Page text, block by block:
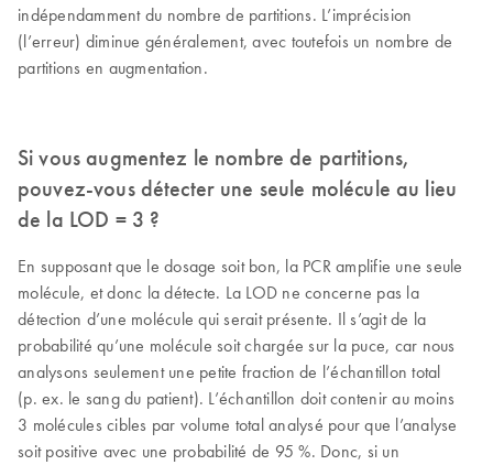
indépendamment du nombre de partitions. L’imprécision
(l’erreur) diminue généralement, avec toutefois un nombre de
partitions en augmentation.
Si vous augmentez le nombre de partitions,
pouvez-vous détecter une seule molécule au lieu
de la LOD = 3 ?
En supposant que le dosage soit bon, la PCR amplifie une seule
molécule, et donc la détecte. La LOD ne concerne pas la
détection d’une molécule qui serait présente. Il s’agit de la
probabilité qu’une molécule soit chargée sur la puce, car nous
analysons seulement une petite fraction de l’échantillon total
(p. ex. le sang du patient). L’échantillon doit contenir au moins
3 molécules cibles par volume total analysé pour que l’analyse
soit positive avec une probabilité de 95 %. Donc, si un